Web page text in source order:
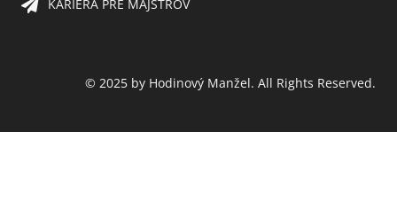
KARIÉRA PRE MAJSTROV​
© 2025 by Hodinový Manžel. All Rights Reserved.